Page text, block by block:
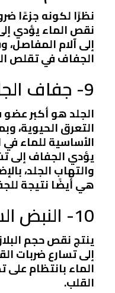
نظرًا لكونه جزءًا
نقص الماء يؤدي
إلى آلام
الجفاف في تقلص
9- جفاف الجلد والشفاه:
الجلد هو أكبر
التعرق الحيوية،
الأساسية للماء
يؤدي الجفاف إلى
والتهاب الجلد،
هي أيضًا نتيجة
10- النبض السريع:
ينتج نقص حجم
إلى تسارع ضربات
الماء بانتظام
القلب.